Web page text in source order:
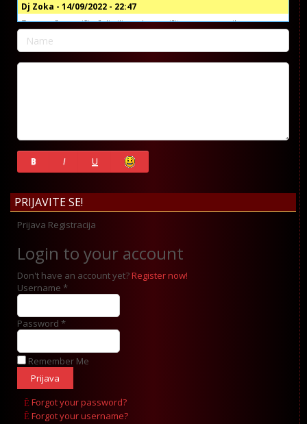
Dj Zoka - 14/09/2022 - 22:47
Za sve vaše muzičke želje ili pozdrave, pišite nam na email:
info@koprivljanskiradio.com ili na facebook stranici Koprivljanski Radio
official ili putem vibera i whatsap-a na broj: +38765/676-082
History
B I U
PRIJAVITE SE!
Prijava Registracija
Login to your account
Don't have an account yet?Register now!
Username *
Password *
Remember Me
Forgot your password?
Forgot your username?